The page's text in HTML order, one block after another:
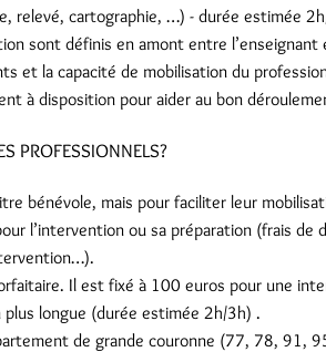
relevé, cartographie, …) - durée estimée
sont définis en amont entre
et la capacité de mobilisation du
à disposition pour aider au bon
PROFESSIONNELS?
bénévole, mais pour faciliter leur
l’intervention ou sa préparation (frais de
Il est fixé à 100 euros pour une
longue (durée estimée 2h/3h) .
de grande couronne (77, 78, 91,